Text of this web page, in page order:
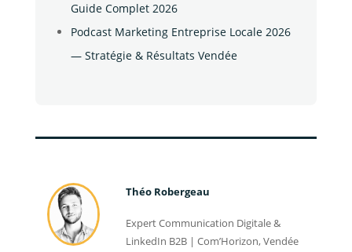
Guide Complet 2026
Podcast Marketing Entreprise Locale 2026
— Stratégie & Résultats Vendée
Théo Robergeau
Expert Communication Digitale &
LinkedIn B2B | Com’Horizon, Vendée